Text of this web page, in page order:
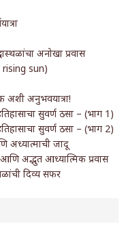
अनोखा प्रवास
rising sun)
अशी अनुभवयात्रा!
सुवर्ण ठसा – (भाग 1)
सुवर्ण ठसा – (भाग 2)
अध्यात्माची जादू
आणि अद्भुत आध्यात्मिक प्रवास
दिव्य सफर